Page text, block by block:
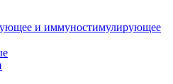
и иммуностимулирующее